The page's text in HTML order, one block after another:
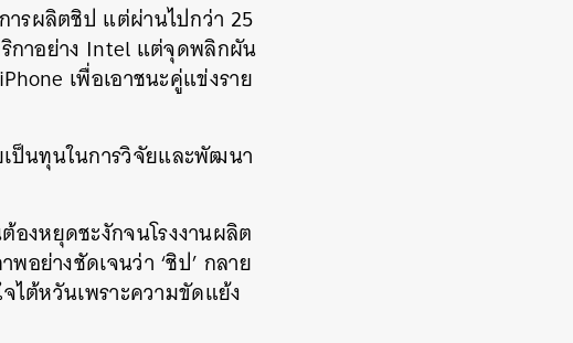
ารผลิตชิป แต่ผ่านไปกว่า 25
กาอย่าง Intel แต่จุดพลิกผัน
เพื่อเอาชนะคู่แข่งราย
เป็นทุนในการวิจัยและพัฒนา
องหยุดชะงักจนโรงงานผลิต
อย่างชัดเจนว่า ‘ชิป’ กลาย
ไต้หวันเพราะความขัดแย้ง